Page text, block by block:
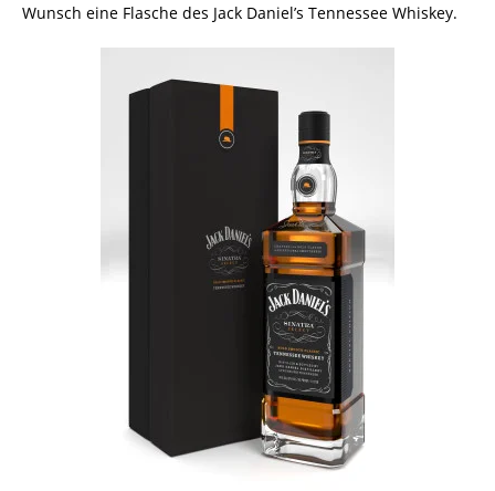
Wunsch eine Flasche des Jack Daniel’s Tennessee Whiskey.